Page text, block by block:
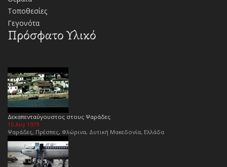
Τοποθεσίες
Γεγονότα
Πρόσφατο Υλικό
Δεκαπενταύγουστος στους Ψαράδες
15 Αυγ 1979
Ψαράδες, Πρέσπες, Φλώρινα, Δυτική Μακεδονία, Ελλάδα